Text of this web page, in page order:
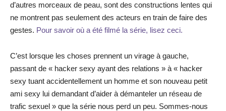
d’autres morceaux de peau, sont des constructions lentes qui
ne montrent pas seulement des acteurs en train de faire des
gestes. Pour savoir où a été filmé la série, lisez ceci.
C’est lorsque les choses prennent un virage à gauche,
passant de « hacker sexy ayant des relations » à « hacker
sexy tuant accidentellement un homme et son nouveau petit
ami sexy lui demandant d’aider à démanteler un réseau de
trafic sexuel » que la série nous perd un peu. Sommes-nous